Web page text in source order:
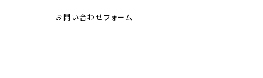
お問い合わせフォーム